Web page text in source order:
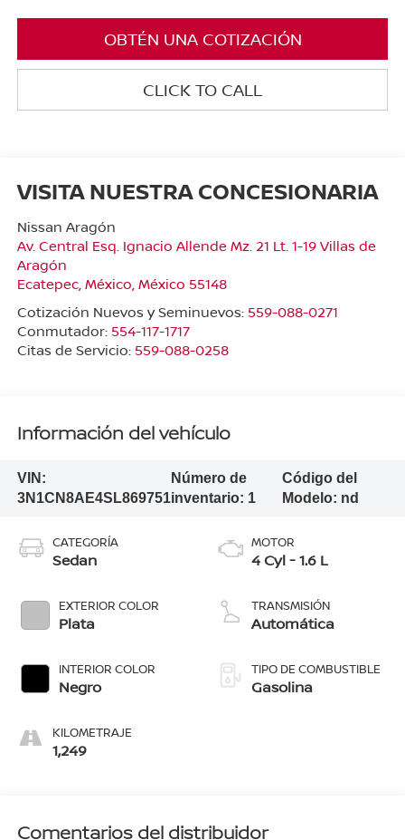
OBTÉN UNA COTIZACIÓN
CLICK TO CALL
VISITA NUESTRA CONCESIONARIA
Nissan Aragón
Av. Central Esq. Ignacio Allende Mz. 21 Lt. 1-19 Villas de
Aragón
Ecatepec, México, México 55148
Cotización Nuevos y Seminuevos: 559-088-0271
Conmutador: 554-117-1717
Citas de Servicio: 559-088-0258
Información del vehículo
VIN:
3N1CN8AE4SL869751
Número de
inventario: 1
Código del
Modelo: nd
CATEGORÍA
Sedan
EXTERIOR COLOR
Plata
INTERIOR COLOR
Negro
KILOMETRAJE
1,249
MOTOR
4 Cyl - 1.6 L
TRANSMISIÓN
Automática
TIPO DE COMBUSTIBLE
Gasolina
Comentarios del distribuidor